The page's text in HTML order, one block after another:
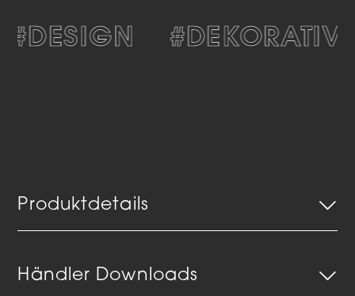
#DESIGN #DEKORATIV
Produktdetails
Händler Downloads